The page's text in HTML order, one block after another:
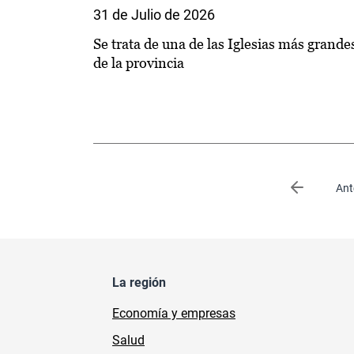
31 de Julio de 2026
Se trata de una de las Iglesias más
de la provincia
Página
La región
Economía y empresas
Salud